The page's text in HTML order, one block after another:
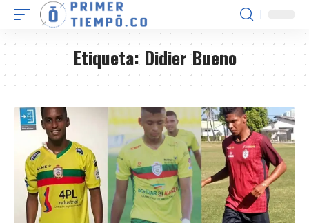
Etiqueta: Didier Bueno